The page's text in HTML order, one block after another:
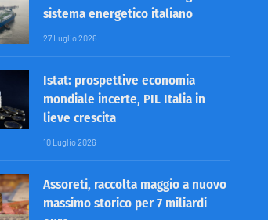
sistema energetico italiano
27 Luglio 2026
Istat: prospettive economia
mondiale incerte, PIL Italia in
lieve crescita
10 Luglio 2026
Assoreti, raccolta maggio a nuovo
massimo storico per 7 miliardi